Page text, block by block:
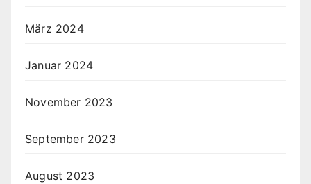
März 2024
Januar 2024
November 2023
September 2023
August 2023